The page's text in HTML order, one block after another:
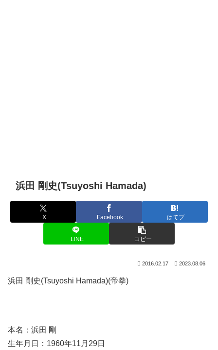
浜田 剛史(Tsuyoshi Hamada)
X Facebook はてブ
LINE コピー
2016.02.17 2023.08.06
浜田 剛史(Tsuyoshi Hamada)(帝拳)
本名：浜田 剛
生年月日：1960年11月29日